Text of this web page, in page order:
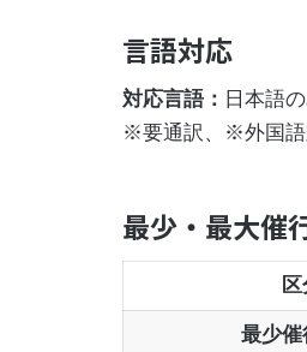
言語対応
対応言語： 日本語
※要通訳、※外国語
最少・最大催
最少